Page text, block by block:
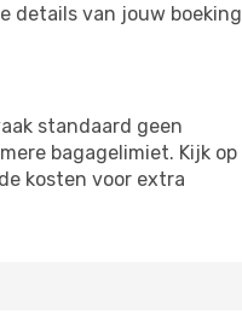
details van jouw boeking
standaard geen
bagagelimiet. Kijk op
kosten voor extra